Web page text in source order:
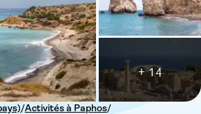
/Activités à Paphos/
+ 14